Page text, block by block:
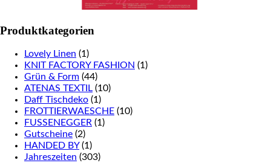
Produktkategorien
Lovely Linen (1)
KNIT FACTORY FASHION (1)
Grün & Form (44)
ATENAS TEXTIL (10)
Daff Tischdeko (1)
FROTTIERWAESCHE (10)
FUSSENEGGER (1)
Gutscheine (2)
HANDED BY (1)
Jahreszeiten (303)